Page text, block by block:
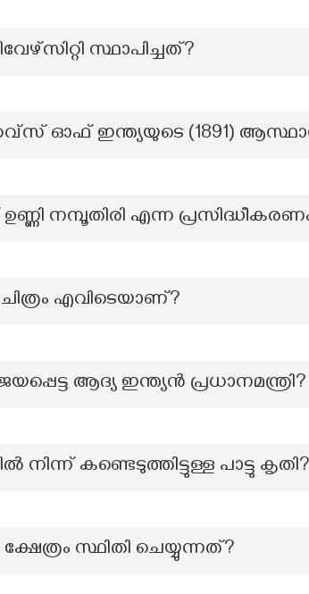
സ്ഥാപിച്ചത്?
ഓഫ് ഇന്ത്യയുടെ (1891)
നമ്പൂതിരി എന്ന
എവിടെയാണ്?
ആദ്യ ഇന്ത്യൻ പ്രധാനമന്ത്രി?
കണ്ടെടുത്തിട്ടുള്ള പാട്ടു കൃതി?
സ്ഥിതി ചെയ്യുന്നത്?